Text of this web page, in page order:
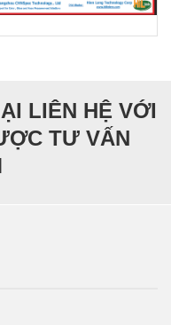
LIÊN HỆ VỚI
TƯ VẤN